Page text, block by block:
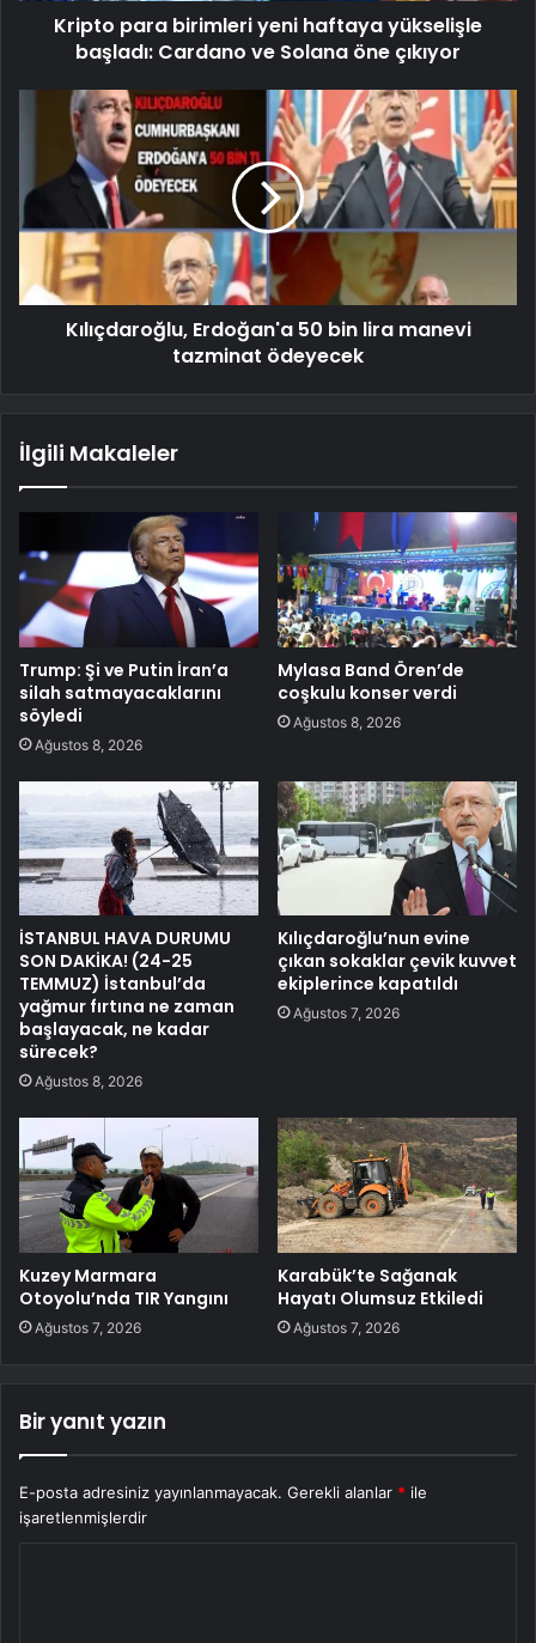
Kripto para birimleri yeni haftaya yükselişle
başladı: Cardano ve Solana öne çıkıyor
Kılıçdaroğlu, Erdoğan'a 50 bin lira manevi
tazminat ödeyecek
İlgili Makaleler
Trump: Şi ve Putin İran’a
silah satmayacaklarını
söyledi
Ağustos 8, 2026
Mylasa Band Ören’de
coşkulu konser verdi
Ağustos 8, 2026
İSTANBUL HAVA DURUMU
SON DAKİKA! (24-25
TEMMUZ) İstanbul’da
yağmur fırtına ne zaman
başlayacak, ne kadar
sürecek?
Ağustos 8, 2026
Kılıçdaroğlu’nun evine
çıkan sokaklar çevik kuvvet
ekiplerince kapatıldı
Ağustos 7, 2026
Kuzey Marmara
Otoyolu’nda TIR Yangını
Ağustos 7, 2026
Karabük’te Sağanak
Hayatı Olumsuz Etkiledi
Ağustos 7, 2026
Bir yanıt yazın
E-posta adresiniz yayınlanmayacak. Gerekli alanlar * ile
işaretlenmişlerdir